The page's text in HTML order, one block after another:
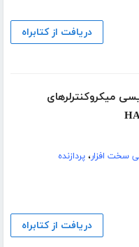
دریافت از کتابراه
میکروکنترلرهای
سخت افزار،پردازنده
دریافت از کتابراه